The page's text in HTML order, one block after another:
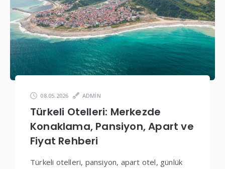
08.05.2026 ADMIN
Türkeli Otelleri: Merkezde
Konaklama, Pansiyon, Apart ve
Fiyat Rehberi
Türkeli otelleri, pansiyon, apart otel, günlük